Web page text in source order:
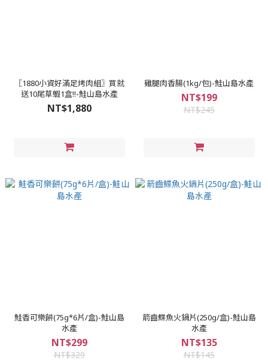
〖1880小資好滿足烤肉組〗買就
送10尾草蝦1盒!!-鮭山島水產
NT$1,880
雞腿肉香腸(1kg/包)-鮭山島水產
NT$199
NT$245
鮭香可樂餅(75g*6片/盒)-鮭山島
水產
NT$299
NT$329
箭齒鰈魚火鍋片(250g/盒)-鮭山島
水產
NT$135
NT$145